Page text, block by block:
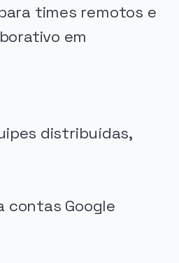
times remotos e
em
distribuídas,
contas Google